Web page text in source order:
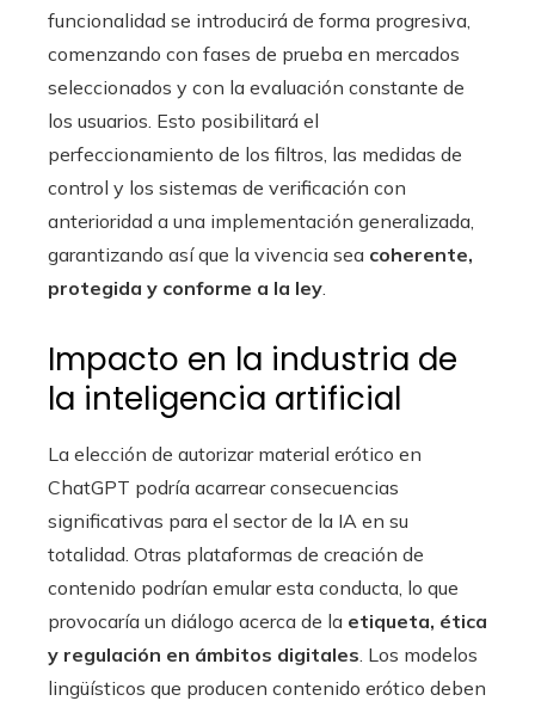
funcionalidad se introducirá de forma progresiva,
comenzando con fases de prueba en mercados
seleccionados y con la evaluación constante de
los usuarios. Esto posibilitará el
perfeccionamiento de los filtros, las medidas de
control y los sistemas de verificación con
anterioridad a una implementación generalizada,
garantizando así que la vivencia sea coherente,
protegida y conforme a la ley
Impacto en la industria de
la inteligencia artificial
La elección de autorizar material erótico en
ChatGPT podría acarrear consecuencias
significativas para el sector de la IA en su
totalidad. Otras plataformas de creación de
contenido podrían emular esta conducta, lo que
provocaría un diálogo acerca de la etiqueta, ética
y regulación en ámbitos digitales . Los modelos
lingüísticos que producen contenido erótico deben